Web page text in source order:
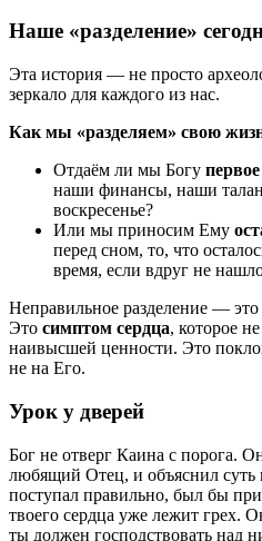
Наше «разделение»
Эта история — не просто
зеркало для каждого из нас.
Как мы «разделяем» свою
Отдаём ли мы Богу
наши финансы, наши
воскресенье?
Или мы приносим Ему
перед сном, то, что
время, если вдруг не
Неправильное разделение —
Это симптом сердца, которое
наивысшей ценности. Это
не на Его.
Урок у дверей
Бог не отверг Каина с порога.
любящий Отец, и объяснил
поступал правильно, был бы
твоего сердца уже лежит грех.
ты должен господствовать над